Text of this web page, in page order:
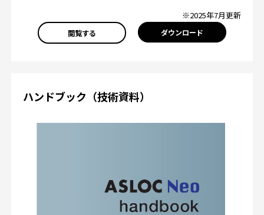
※2025年7月更新
閲覧する ダウンロード
ハンドブック（技術資料）